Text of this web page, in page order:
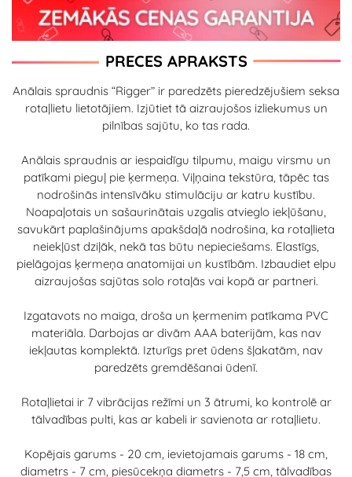
PRECES APRAKSTS
Anālais spraudnis “Rigger” ir paredzēts pieredzējušiem seksa
rotaļlietu lietotājiem. Izjūtiet tā aizraujošos izliekumus un
pilnības sajūtu, ko tas rada.
Anālais spraudnis ar iespaidīgu tilpumu, maigu virsmu un
patīkami pieguļ pie ķermeņa. Viļņaina tekstūra, tāpēc tas
nodrošinās intensīvāku stimulāciju ar katru kustību.
Noapaļotais un sašaurinātais uzgalis atvieglo iekļūšanu,
savukārt paplašinājums apakšdaļā nodrošina, ka rotaļlieta
neiekļūst dziļāk, nekā tas būtu nepieciešams. Elastīgs,
pielāgojas ķermeņa anatomijai un kustībām. Izbaudiet elpu
aizraujošas sajūtas solo rotaļās vai kopā ar partneri.
Izgatavots no maiga, droša un ķermenim patīkama PVC
materiāla. Darbojas ar divām AAA baterijām, kas nav
iekļautas komplektā. Izturīgs pret ūdens šļakatām, nav
paredzēts gremdēšanai ūdenī.
Rotaļlietai ir 7 vibrācijas režīmi un 3 ātrumi, ko kontrolē ar
tālvadības pulti, kas ar kabeli ir savienota ar rotaļlietu.
Kopējais garums - 20 cm, ievietojamais garums - 18 cm,
diametrs - 7 cm, piesūcekņa diametrs - 7,5 cm, tālvadības